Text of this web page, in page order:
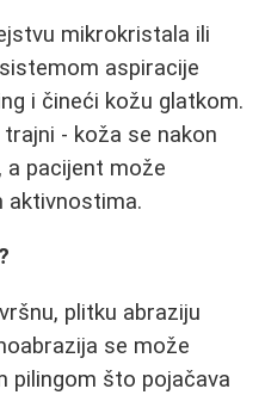
mikrokristala ili
aspiracije
i čineći kožu glatkom.
- koža se nakon
pacijent može
aktivnostima.
plitku abraziju
se može
pilingom što pojačava